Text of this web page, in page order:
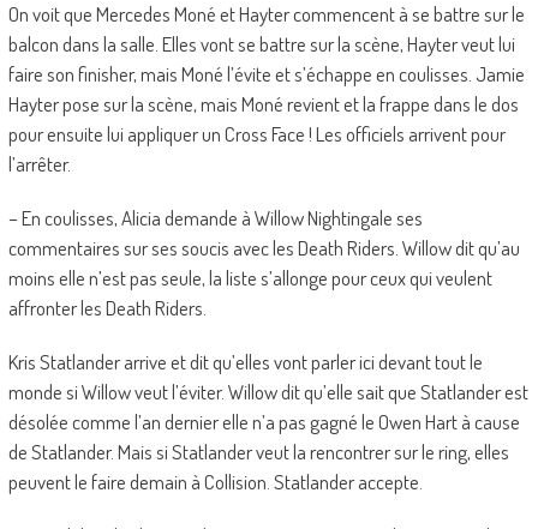
On voit que Mercedes Moné et Hayter commencent à se battre sur le
balcon dans la salle. Elles vont se battre sur la scène, Hayter veut lui
faire son finisher, mais Moné l’évite et s’échappe en coulisses. Jamie
Hayter pose sur la scène, mais Moné revient et la frappe dans le dos
pour ensuite lui appliquer un Cross Face ! Les officiels arrivent pour
l’arrêter.
– En coulisses, Alicia demande à Willow Nightingale ses
commentaires sur ses soucis avec les Death Riders. Willow dit qu’au
moins elle n’est pas seule, la liste s’allonge pour ceux qui veulent
affronter les Death Riders.
Kris Statlander arrive et dit qu’elles vont parler ici devant tout le
monde si Willow veut l’éviter. Willow dit qu’elle sait que Statlander est
désolée comme l’an dernier elle n’a pas gagné le Owen Hart à cause
de Statlander. Mais si Statlander veut la rencontrer sur le ring, elles
peuvent le faire demain à Collision. Statlander accepte.